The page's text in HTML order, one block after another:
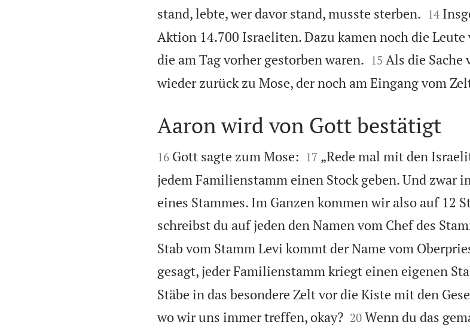
stand, lebte, wer davor stand, musste sterben.
14
Aktion 14.700 Israeliten. Dazu kamen noch die Leute
die am Tag vorher gestorben waren.
15 Als die Sache
wieder zurück zu Mose, der noch am Eingang vom

Aaron wird von Gott bestätigt

16 Gott sagte zum Mose:
17 „Rede mal mit den
jedem Familienstamm einen Stock geben. Und zwar
eines Stammes. Im Ganzen kommen wir also auf 12
schreibst du auf jeden den Namen vom Chef des
Stab vom Stamm Levi kommt der Name vom
gesagt, jeder Familienstamm kriegt einen eigenen
Stäbe in das besondere Zelt vor die Kiste mit den
wo wir uns immer treffen, okay?
20 Wenn du das